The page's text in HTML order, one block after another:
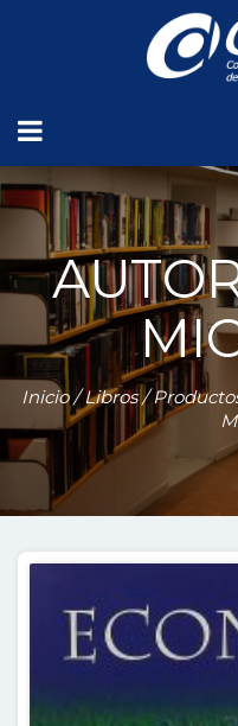
Inicio/Libros/